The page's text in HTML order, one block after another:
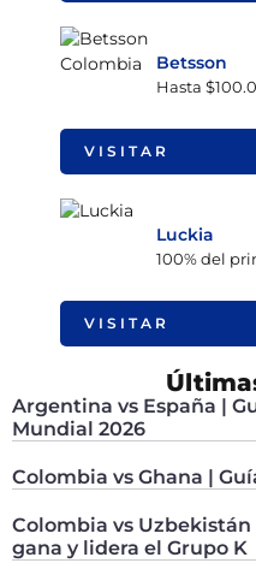
Betsson
Hasta
VISITAR
Luckia
100% del
VISITAR
Argentina vs España |
Mundial 2026
Colombia vs Ghana |
Colombia vs
gana y lidera el Grupo K